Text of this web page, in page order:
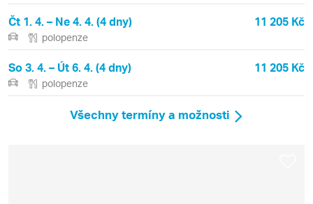
Čt 1. 4. – Ne 4. 4. (4 dny) 11 205 Kč
polopenze
So 3. 4. – Út 6. 4. (4 dny) 11 205 Kč
polopenze
Všechny termíny a možnosti